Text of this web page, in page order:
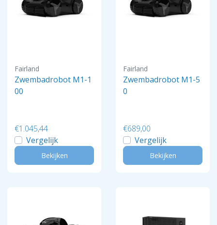
Fairland
Zwembadrobot M1-1
00
€1.045,44
Vergelijk
Bekijken
Fairland
Zwembadrobot M1-5
0
€689,00
Vergelijk
Bekijken